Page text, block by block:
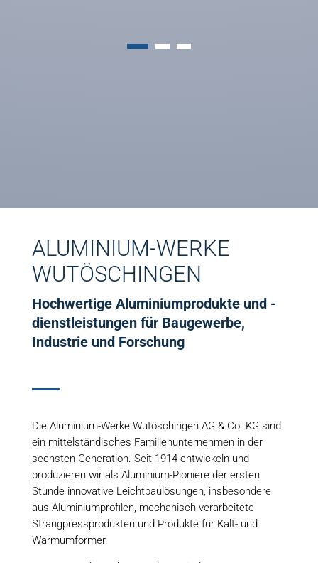
ALUMINIUM-WERKE
WUTÖSCHINGEN
Hochwertige Aluminiumprodukte und -
dienstleistungen für Baugewerbe,
Industrie und Forschung
Die Aluminium-Werke Wutöschingen AG & Co. KG sind
ein mittelständisches Familienunternehmen in der
sechsten Generation. Seit 1914 entwickeln und
produzieren wir als Aluminium-Pioniere der ersten
Stunde innovative Leichtbaulösungen, insbesondere
aus Aluminiumprofilen, mechanisch verarbeitete
Strangpressprodukten und Produkte für Kalt- und
Warmumformer.